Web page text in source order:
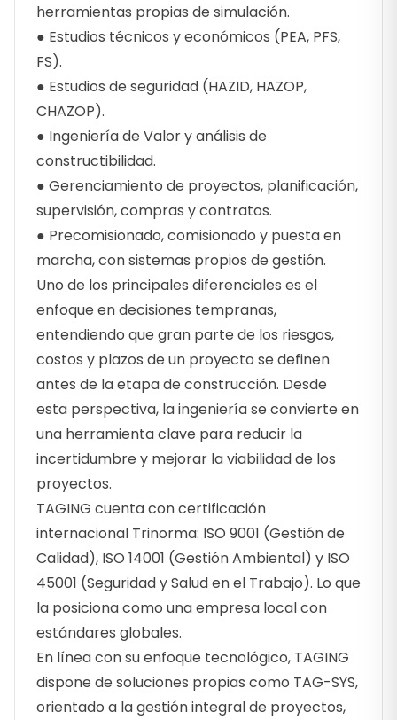
herramientas propias de simulación.
● Estudios técnicos y económicos (PEA, PFS,
FS).
● Estudios de seguridad (HAZID, HAZOP,
CHAZOP).
● Ingeniería de Valor y análisis de
constructibilidad.
● Gerenciamiento de proyectos, planificación,
supervisión, compras y contratos.
● Precomisionado, comisionado y puesta en
marcha, con sistemas propios de gestión.
Uno de los principales diferenciales es el
enfoque en decisiones tempranas,
entendiendo que gran parte de los riesgos,
costos y plazos de un proyecto se definen
antes de la etapa de construcción. Desde
esta perspectiva, la ingeniería se convierte en
una herramienta clave para reducir la
incertidumbre y mejorar la viabilidad de los
proyectos.
TAGING cuenta con certificación
internacional Trinorma: ISO 9001 (Gestión de
Calidad), ISO 14001 (Gestión Ambiental) y ISO
45001 (Seguridad y Salud en el Trabajo). Lo que
la posiciona como una empresa local con
estándares globales.
En línea con su enfoque tecnológico, TAGING
dispone de soluciones propias como TAG-SYS,
orientado a la gestión integral de proyectos,